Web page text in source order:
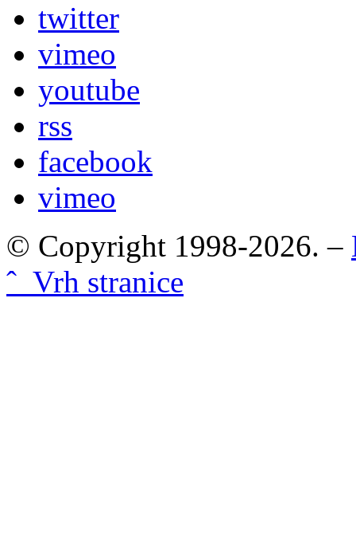
twitter
vimeo
youtube
rss
facebook
vimeo
© Copyright 1998-2026. –
ˆ Vrh stranice